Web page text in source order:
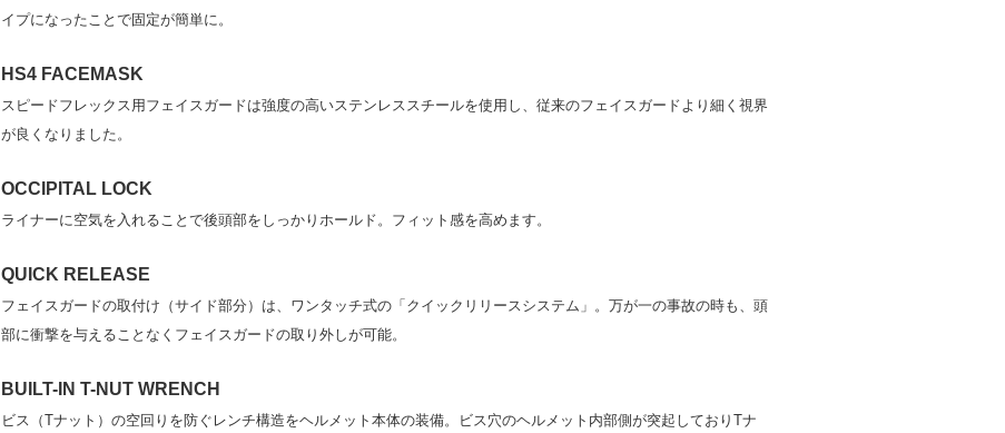
イプになったことで固定が簡単に。
HS4 FACEMASK
スピードフレックス用フェイスガードは強度の高いステンレススチールを使用し、従来のフェイスガードより細く視界
が良くなりました。
OCCIPITAL LOCK
ライナーに空気を入れることで後頭部をしっかりホールド。フィット感を高めます。
QUICK RELEASE
フェイスガードの取付け（サイド部分）は、ワンタッチ式の「クイックリリースシステム」。万が一の事故の時も、頭
部に衝撃を与えることなくフェイスガードの取り外しが可能。
BUILT-IN T-NUT WRENCH
ビス（Tナット）の空回りを防ぐレンチ構造をヘルメット本体の装備。ビス穴のヘルメット内部側が突起しておりTナ